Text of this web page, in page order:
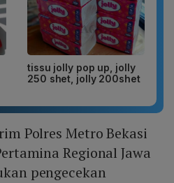
tissu jolly pop up, jolly
250 shet, jolly 200shet
Polres Metro Bekasi
Regional Jawa
pengecekan